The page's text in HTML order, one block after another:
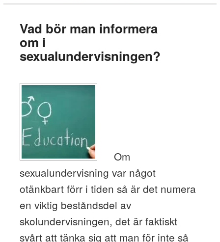
Vad bör man informera
om i
sexualundervisningen?
Om
sexualundervisning var något
otänkbart förr i tiden så är det numera
en viktig beståndsdel av
skolundervisningen, det är faktiskt
svårt att tänka sig att man för inte så